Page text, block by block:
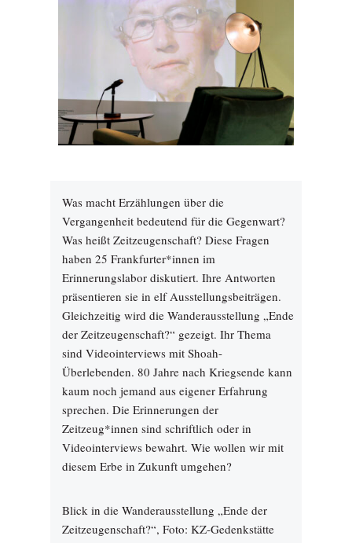
Was macht Erzählungen über die
Vergangenheit bedeutend für die Gegenwart?
Was heißt Zeitzeugenschaft? Diese Fragen
haben 25 Frankfurter*innen im
Erinnerungslabor diskutiert. Ihre Antworten
präsentieren sie in elf Ausstellungsbeiträgen.
Gleichzeitig wird die Wanderausstellung „Ende
der Zeitzeugenschaft?“ gezeigt. Ihr Thema
sind Videointerviews mit Shoah-
Überlebenden. 80 Jahre nach Kriegsende kann
kaum noch jemand aus eigener Erfahrung
sprechen. Die Erinnerungen der
Zeitzeug*innen sind schriftlich oder in
Videointerviews bewahrt. Wie wollen wir mit
diesem Erbe in Zukunft umgehen?
Blick in die Wanderausstellung „Ende der
Zeitzeugenschaft?“, Foto: KZ-Gedenkstätte